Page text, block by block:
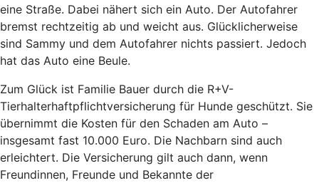
eine Straße. Dabei nähert sich ein Auto. Der Autofahrer
bremst rechtzeitig ab und weicht aus. Glücklicherweise
sind Sammy und dem Autofahrer nichts passiert. Jedoch
hat das Auto eine Beule.
Zum Glück ist Familie Bauer durch die R+V-
Tierhalterhaftpflichtversicherung für Hunde geschützt. Sie
übernimmt die Kosten für den Schaden am Auto –
insgesamt fast 10.000 Euro. Die Nachbarn sind auch
erleichtert. Die Versicherung gilt auch dann, wenn
Freundinnen, Freunde und Bekannte der